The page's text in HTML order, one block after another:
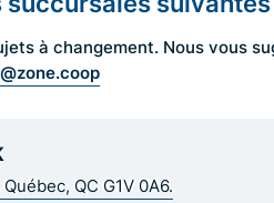
à changement. Nous vous
QC G1V 0A6.